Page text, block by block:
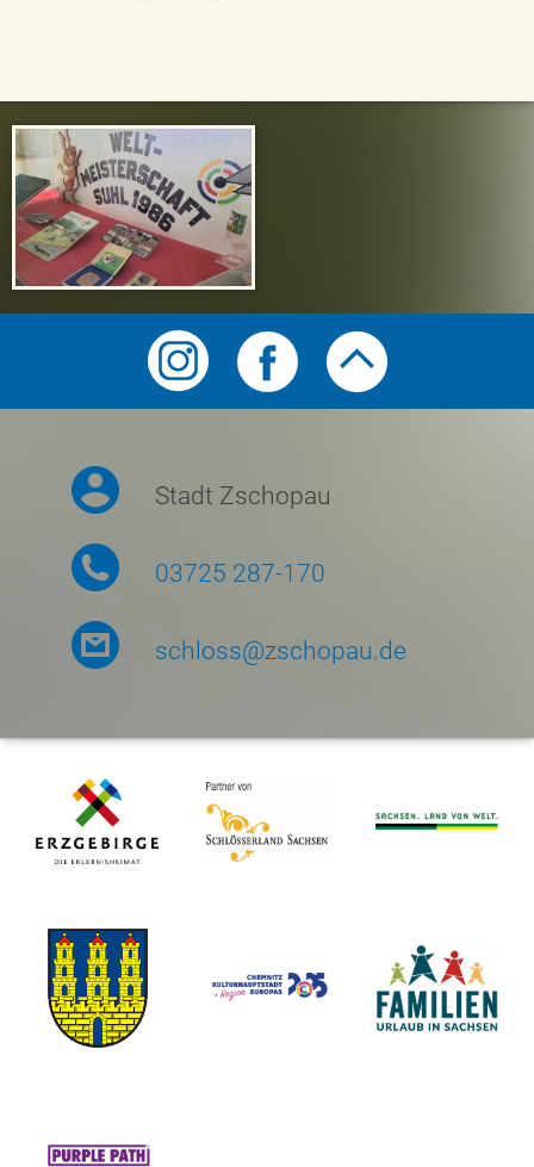
Symbolmenü
Stadt Zschopau
03725 287-170
schloss@zschopau.de